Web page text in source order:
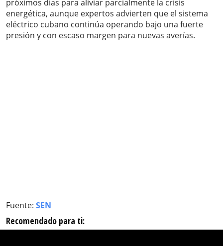
próximos días para aliviar parcialmente la crisis
energética, aunque expertos advierten que el sistema
eléctrico cubano continúa operando bajo una fuerte
presión y con escaso margen para nuevas averías.
Fuente: SEN
Recomendado para ti: